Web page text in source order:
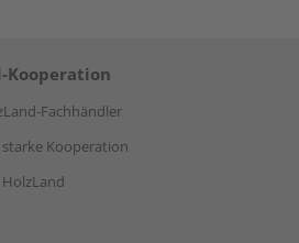
Kooperation
Fachhändler
Kooperation